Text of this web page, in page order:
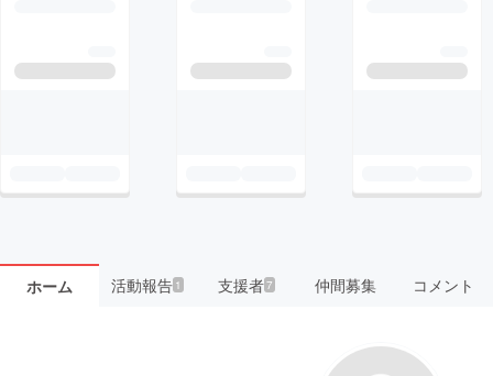
ホーム 活動報告1 支援者7 仲間募集 コメント